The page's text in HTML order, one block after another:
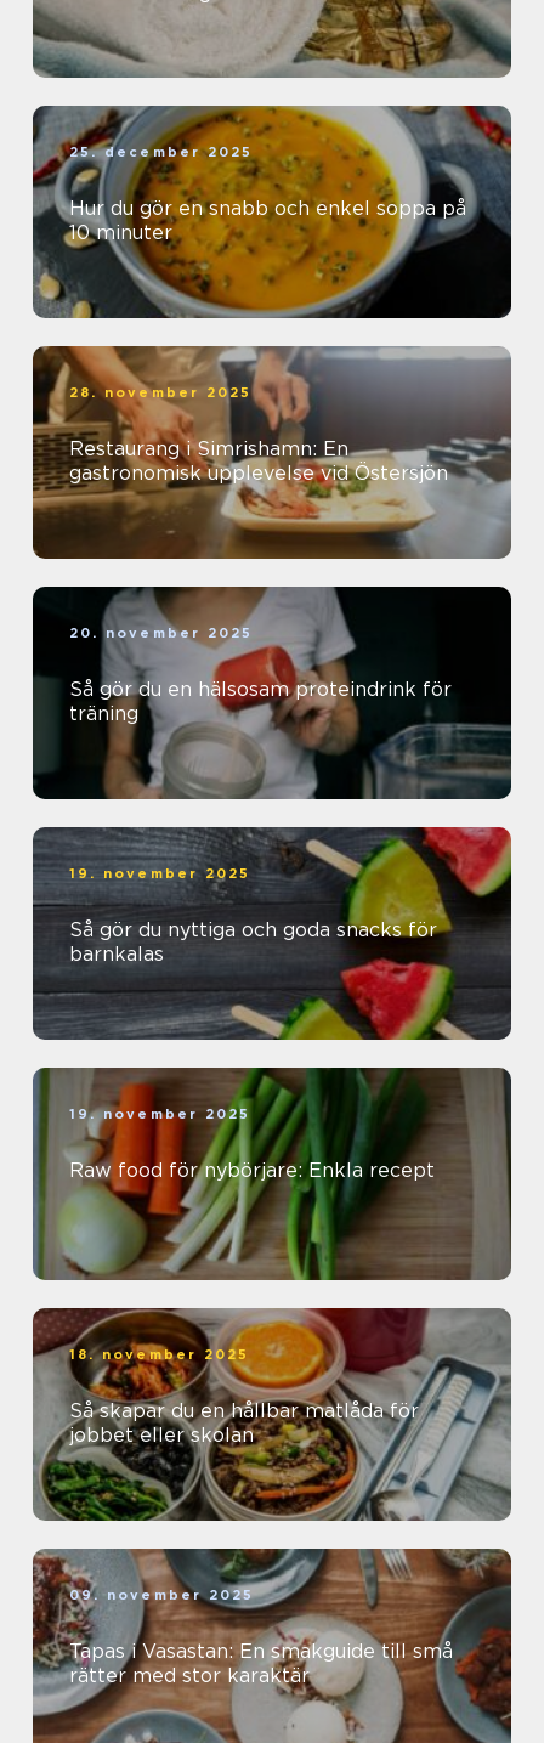
25. december 2025
Hur du gör en snabb och enkel soppa på
10 minuter
28. november 2025
Restaurang i Simrishamn: En
gastronomisk upplevelse vid Östersjön
20. november 2025
Så gör du en hälsosam proteindrink för
träning
19. november 2025
Så gör du nyttiga och goda snacks för
barnkalas
19. november 2025
Raw food för nybörjare: Enkla recept
18. november 2025
Så skapar du en hållbar matlåda för
jobbet eller skolan
09. november 2025
Tapas i Vasastan: En smakguide till små
rätter med stor karaktär